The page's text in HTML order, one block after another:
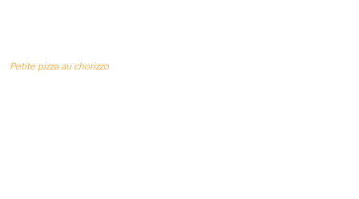
Petite pizza au chorizzo